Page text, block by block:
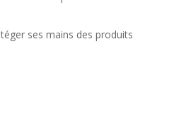
ses mains des produits